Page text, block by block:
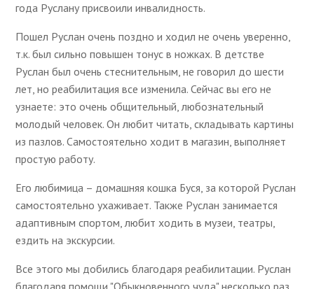
года Руслану присвоили инвалидность.
Пошел Руслан очень поздно и ходил не очень уверенно,
т.к. был сильно повышен тонус в ножках. В детстве
Руслан был очень стеснительным, не говорил до шести
лет, но реабилитация все изменила. Сейчас вы его не
узнаете: это очень общительный, любознательный
молодый человек. Он любит читать, складывать картины
из пазлов. Самостоятельно ходит в магазин, выполняет
простую работу.
Его любимица – домашняя кошка Буся, за которой Руслан
самостоятельно ухаживает. Также Руслан занимается
адаптивным спортом, любит ходить в музеи, театры,
ездить на экскурсии.
Все этого мы добились благодаря реабилитации. Руслан